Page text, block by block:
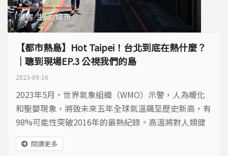
災害 生活 城市
【都市熱島】Hot Taipei！台北到底在熱什麼？
｜聰到現場EP.3 公視我們的島
2023-09-16
2023年5月，世界氣象組織（WMO）示警，人為暖化
和聖嬰現象，將致未來五年全球氣溫飆至歷史新高，有
98%可能性突破2016年的最熱紀錄。高溫將對人類健
康、食品安全、水資源管理和環境產生深遠影響。
閱讀更多